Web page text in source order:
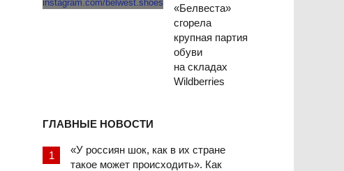
«Белвеста»
сгорела
крупная партия
обуви
на складах
Wildberries
ГЛАВНЫЕ НОВОСТИ
«У россиян шок, как в их стране
такое может происходить». Как